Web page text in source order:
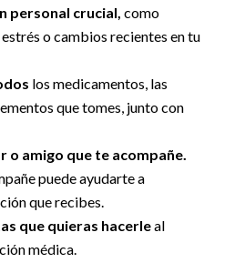
personal crucial, como
o cambios recientes en tu
los medicamentos, las
que tomes, junto con
o amigo que te acompañe.
puede ayudarte a
que recibes.
que quieras hacerleal
médica.